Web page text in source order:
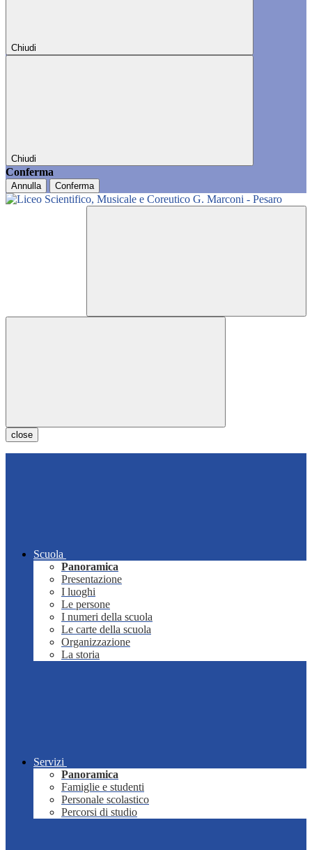
Chiudi
Chiudi
Conferma
Annulla Conferma
close
Scuola
Panoramica
Presentazione
I luoghi
Le persone
I numeri della scuola
Le carte della scuola
Organizzazione
La storia
Servizi
Panoramica
Famiglie e studenti
Personale scolastico
Percorsi di studio